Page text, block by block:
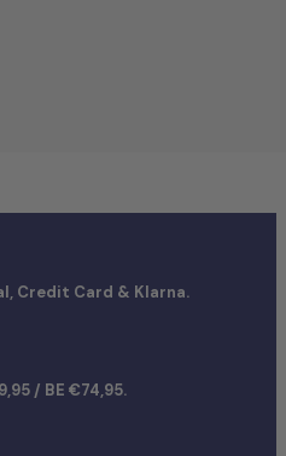
Credit Card & Klarna.
/ BE €74,95.